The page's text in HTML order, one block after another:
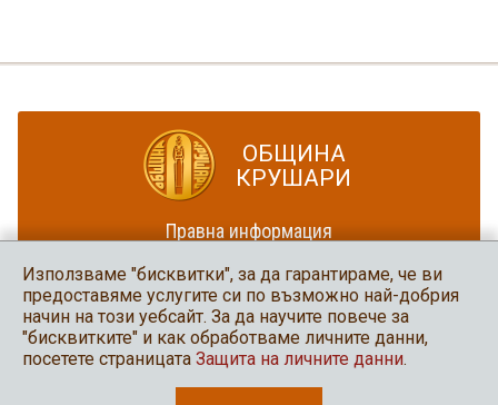
ОБЩИНА
КРУШАРИ
Правна информация
Карта на сайта
Община Крушари
в социалните мрежи
Използваме "бисквитки", за да гарантираме, че ви
предоставяме услугите си по възможно най-добрия
начин на този уебсайт. За да научите повече за
"бисквитките" и как обработваме личните данни,
посетете страницата Защита на личните данни.